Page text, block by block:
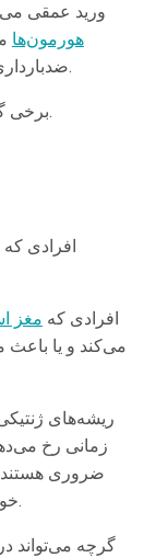
ورید عمقی
هورمون‌ها
ضدبارداری خوراکی نیز می‌تواند عواملی در زنان باشد.
برخی گروه‌ها بیشتر مستعد لخته شدن خون هستند.
افرادی
افرادی که مغز
می‌کند و یا
ریشه‌های
زمانی رخ
ضروری هستند
خون کمک می‌کنند، دچار تغییرات ژنتیکی شوند.
گرچه می‌تواند